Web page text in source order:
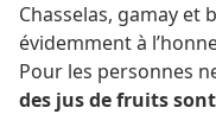
Chasselas, gamay et
évidemment à
Pour les personnes
des jus de fruits